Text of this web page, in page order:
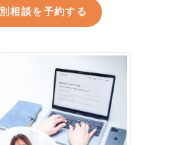
相談を予約する